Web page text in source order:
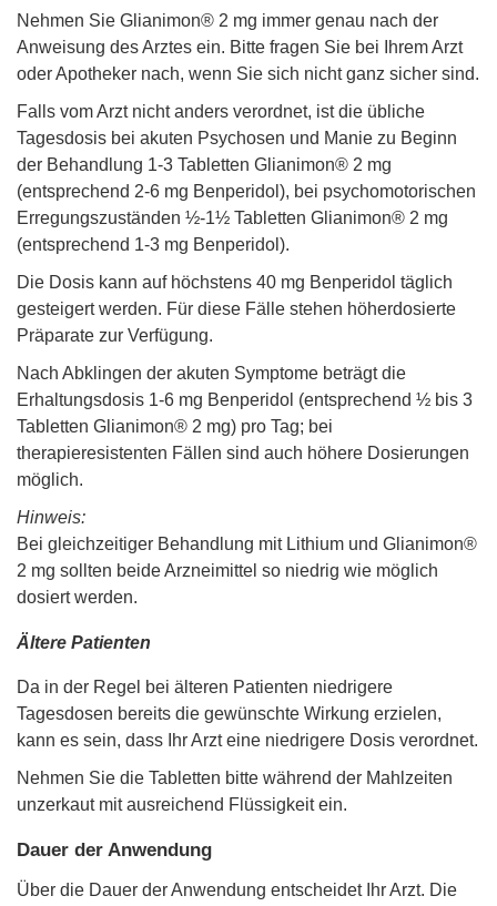
Nehmen Sie Glianimon® 2 mg immer genau nach der
Anweisung des Arztes ein. Bitte fragen Sie bei Ihrem Arzt
oder Apotheker nach, wenn Sie sich nicht ganz sicher sind.
Falls vom Arzt nicht anders verordnet, ist die übliche
Tagesdosis bei akuten Psychosen und Manie zu Beginn
der Behandlung 1-3 Tabletten Glianimon® 2 mg
(entsprechend 2-6 mg Benperidol), bei psychomotorischen
Erregungszuständen ½-1½ Tabletten Glianimon® 2 mg
(entsprechend 1-3 mg Benperidol).
Die Dosis kann auf höchstens 40 mg Benperidol täglich
gesteigert werden. Für diese Fälle stehen höherdosierte
Präparate zur Verfügung.
Nach Abklingen der akuten Symptome beträgt die
Erhaltungsdosis 1-6 mg Benperidol (entsprechend ½ bis 3
Tabletten Glianimon® 2 mg) pro Tag; bei
therapieresistenten Fällen sind auch höhere Dosierungen
möglich.
Hinweis:
Bei gleichzeitiger Behandlung mit Lithium und Glianimon®
2 mg sollten beide Arzneimittel so niedrig wie möglich
dosiert werden.
Ältere Patienten
Da in der Regel bei älteren Patienten niedrigere
Tagesdosen bereits die gewünschte Wirkung erzielen,
kann es sein, dass Ihr Arzt eine niedrigere Dosis verordnet.
Nehmen Sie die Tabletten bitte während der Mahlzeiten
unzerkaut mit ausreichend Flüssigkeit ein.
Dauer der Anwendung
Über die Dauer der Anwendung entscheidet Ihr Arzt. Die